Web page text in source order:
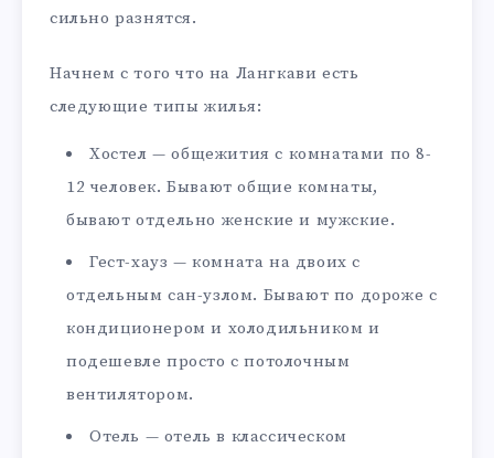
сильно разнятся.
Начнем с того что на Лангкави есть
следующие типы жилья:
Хостел — общежития с комнатами по 8-
12 человек. Бывают общие комнаты,
бывают отдельно женские и мужские.
Гест-хауз — комната на двоих с
отдельным сан-узлом. Бывают по дороже с
кондиционером и холодильником и
подешевле просто с потолочным
вентилятором.
Отель — отель в классическом